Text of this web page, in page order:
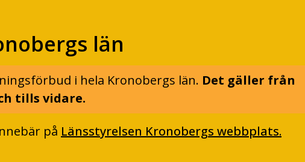
län
i hela Kronobergs län. Det gäller från
tills vidare.
på Länsstyrelsen Kronobergs webbplats.